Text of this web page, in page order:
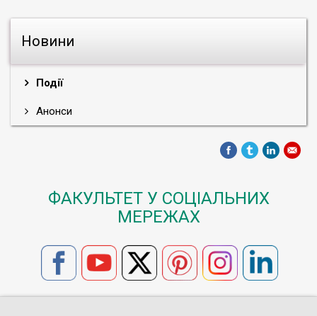
Новини
Події
Анонси
ФАКУЛЬТЕТ У СОЦІАЛЬНИХ
МЕРЕЖАХ